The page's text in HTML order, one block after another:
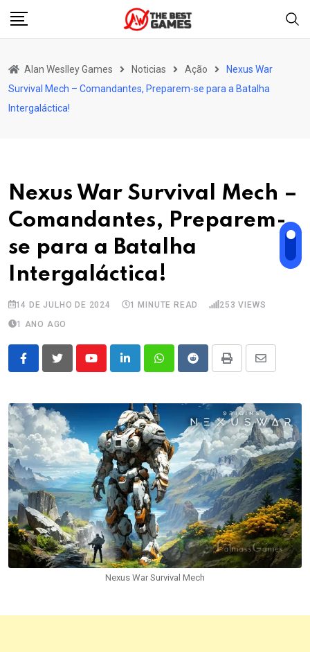
Skip
Alan Weslley Games Noticias Ação
Nexus War
Survival Mech – Comandantes, Preparem-se para a Batalha
Intergaláctica!
Nexus War Survival Mech –
Comandantes, Preparem-
se para a Batalha
Intergaláctica!
14 DE JULHO DE 2024 1 MINUTE READ 253 VIEWS
1 ANO AGO
YoutubeLinkedInWhatsappRedditPrint
Share
Email
Nexus War Survival Mech